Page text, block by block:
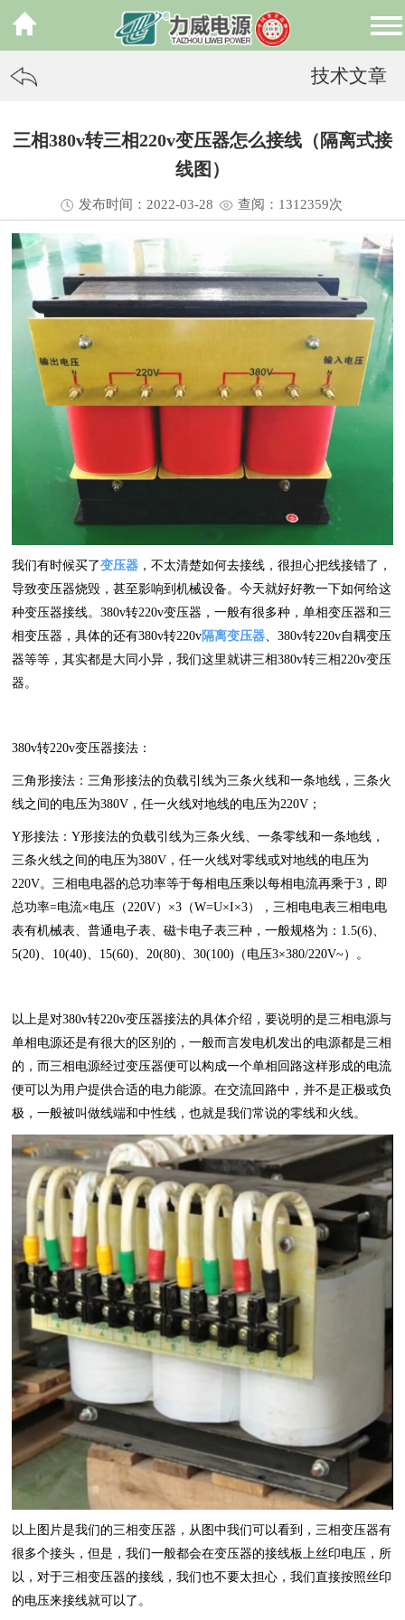
技术文章
三相380v转三相220v变压器怎么接线（隔离式接
线图）
发布时间：2022-03-28 查阅：1312359次
我们有时候买了变压器 ，不太清楚如何去接线，很担心把线接错了，
导致变压器烧毁，甚至影响到机械设备。今天就好好教一下如何给这
种变压器接线。380v转220v变压器，一般有很多种，单相变压器和三
相变压器，具体的还有380v转220v隔离变压器 、380v转220v自耦变压
器等等，其实都是大同小异，我们这里就讲三相380v转三相220v变压
器。
380v转220v变压器接法：
三角形接法：三角形接法的负载引线为三条火线和一条地线，三条火
线之间的电压为380V，任一火线对地线的电压为220V；
Y形接法：Y形接法的负载引线为三条火线、一条零线和一条地线，
三条火线之间的电压为380V，任一火线对零线或对地线的电压为
220V。三相电电器的总功率等于每相电压乘以每相电流再乘于3，即
总功率=电流×电压（220V）×3（W=U×I×3），三相电电表三相电电
表有机械表、普通电子表、磁卡电子表三种，一般规格为：1.5(6)、
5(20)、10(40)、15(60)、20(80)、30(100)（电压3×380/220V~）。
以上是对380v转220v变压器接法的具体介绍，要说明的是三相电源与
单相电源还是有很大的区别的，一般而言发电机发出的电源都是三相
的，而三相电源经过变压器便可以构成一个单相回路这样形成的电流
便可以为用户提供合适的电力能源。在交流回路中，并不是正极或负
极，一般被叫做线端和中性线，也就是我们常说的零线和火线。
以上图片是我们的三相变压器，从图中我们可以看到，三相变压器有
很多个接头，但是，我们一般都会在变压器的接线板上丝印电压，所
以，对于三相变压器的接线，我们也不要太担心，我们直接按照丝印
的电压来接线就可以了。